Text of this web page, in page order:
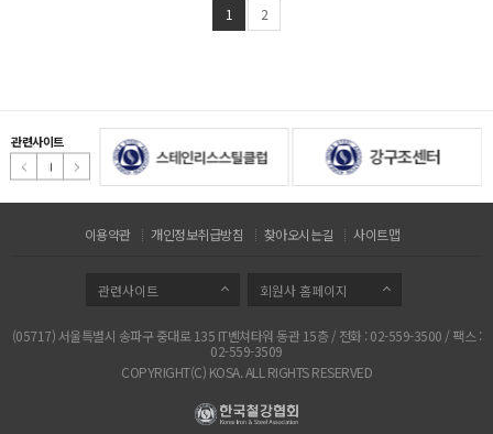
1 2
관련사이트
이용약관 개인정보취급방침 찾아오시는길 사이트맵
관련사이트 회원사 홈페이지
(05717) 서울특별시 송파구 중대로 135 IT벤쳐타워 동관 15층 / 전화 : 02-559-3500 / 팩스 :
02-559-3509
COPYRIGHT(C) KOSA. ALL RIGHTS RESERVED